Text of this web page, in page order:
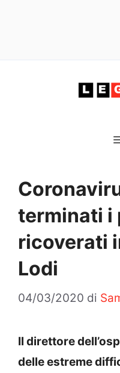
terminati i
ricoverati
Lodi
04/03/2020 di
Il direttore
delle estreme